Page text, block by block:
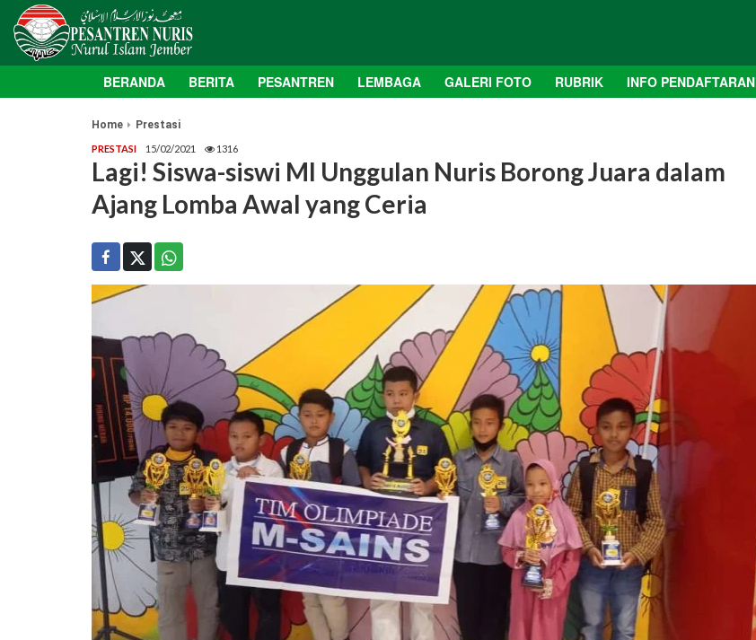
BERANDA BERITA PESANTREN LEMBAGA GALERI FOTO RUBRIK INFO PENDAFTARAN
Home Prestasi
PRESTASI 15/02/2021 1316
Lagi! Siswa-siswi MI Unggulan Nuris Borong Juara dalam
Ajang Lomba Awal yang Ceria